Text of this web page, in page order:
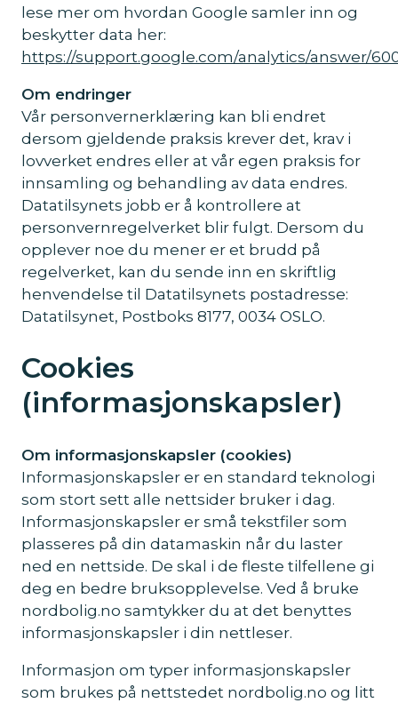
lese mer om hvordan Google samler inn og
beskytter data her:
https://support.google.com/analytics/answer/
Om endringer
Vår personvernerklæring kan bli endret
dersom gjeldende praksis krever det, krav i
lovverket endres eller at vår egen praksis for
innsamling og behandling av data endres.
Datatilsynets jobb er å kontrollere at
personvernregelverket blir fulgt. Dersom du
opplever noe du mener er et brudd på
regelverket, kan du sende inn en skriftlig
henvendelse til Datatilsynets postadresse:
Datatilsynet, Postboks 8177, 0034 OSLO.
Cookies
(informasjonskapsler)
Om informasjonskapsler (cookies)
Informasjonskapsler er en standard teknologi
som stort sett alle nettsider bruker i dag.
Informasjonskapsler er små tekstfiler som
plasseres på din datamaskin når du laster
ned en nettside. De skal i de fleste tilfellene gi
deg en bedre bruksopplevelse. Ved å bruke
nordbolig.no samtykker du at det benyttes
informasjonskapsler i din nettleser.
Informasjon om typer informasjonskapsler
som brukes på nettstedet nordbolig.no og litt